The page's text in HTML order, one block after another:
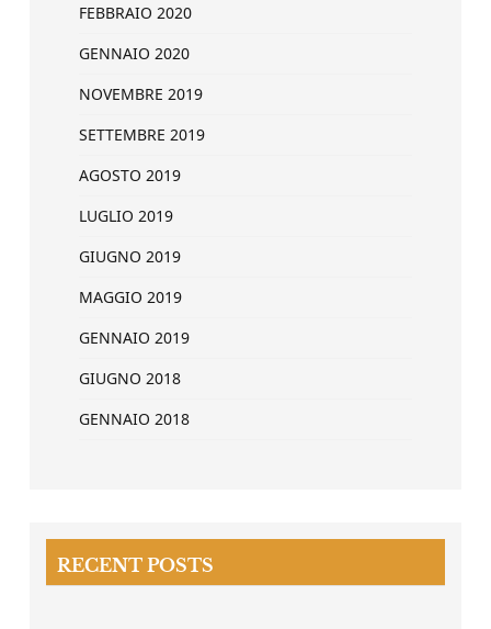
FEBBRAIO 2020
GENNAIO 2020
NOVEMBRE 2019
SETTEMBRE 2019
AGOSTO 2019
LUGLIO 2019
GIUGNO 2019
MAGGIO 2019
GENNAIO 2019
GIUGNO 2018
GENNAIO 2018
RECENT POSTS